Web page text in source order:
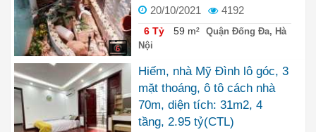
6
20/10/2021 4192
6 Tỷ 59 m²
Quận Đống Đa, Hà
Nội
Hiếm, nhà Mỹ Đình lô góc, 3
mặt thoáng, ô tô cách nhà
70m, diện tích: 31m2, 4
tầng, 2.95 tỷ(CTL)